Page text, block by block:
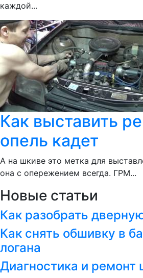
каждой...
Как выставить
опель кадет
А на шкиве это метка для
она с опережением всегда. ГРМ...
Новые статьи
Как разобрать
Как снять обшивку в
логана
Диагностика и ремонт